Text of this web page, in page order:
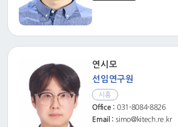
연시모
선임연구원
시흥
Office : 031-8084-8826
Email : simo@kitech.re.kr